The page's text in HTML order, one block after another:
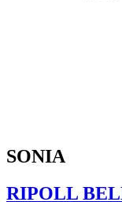
SONIA
RIPOLL